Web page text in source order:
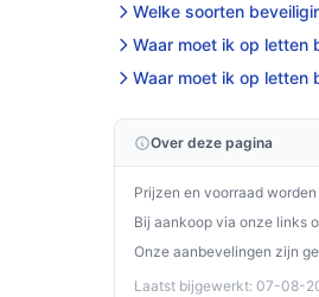
Welke soorten
Waar moet ik op letten
Waar moet ik op letten
Over deze pagina
Prijzen en voorraad
Bij aankoop via onze links
Onze aanbevelingen zijn
Laatst bijgewerkt: 07-08-